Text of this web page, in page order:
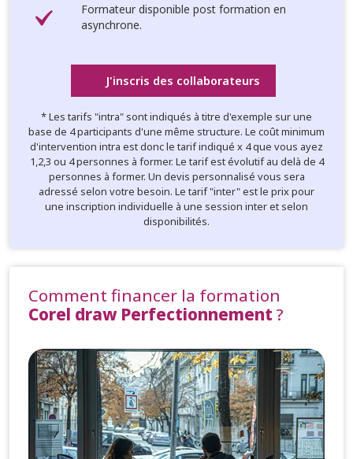
Formateur disponible post formation en
asynchrone.
J'inscris des collaborateurs
* Les tarifs "intra" sont indiqués à titre d'exemple sur une
base de 4 participants d'une même structure. Le coût minimum
d'intervention intra est donc le tarif indiqué x 4 que vous ayez
1,2,3 ou 4 personnes à former. Le tarif est évolutif au delà de 4
personnes à former. Un devis personnalisé vous sera
adressé selon votre besoin. Le tarif "inter" est le prix pour
une inscription individuelle à une session inter et selon
disponibilités.
Comment financer la formation
Corel draw Perfectionnement ?